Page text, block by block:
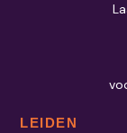
LEIDEN